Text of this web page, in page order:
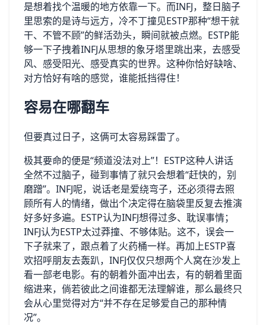
是想着找个温暖的地方依靠一下。而INFJ，整日脑子
里思索的是诗与远方，冷不丁撞见ESTP那种“想干就
干、不管不顾”的鲜活劲头，瞬间就被点燃。ESTP能
够一下子拽着INFJ从思想的象牙塔里跳出来，去感受
风、感受阳光、感受真实的世界。这种你恰好缺啥、
对方恰好有啥的感觉，谁能抵挡得住！
容易在哪翻车
但要真过日子，这俩可太容易踩雷了。
极其要命的便是“频道没法对上”！ESTP这种人讲话
全然不过脑子，碰到事情了就只会想着“赶快的，别
磨蹭”。INFJ呢，说话老是爱绕弯子，还必须得去照
顾所有人的情绪，做出个决定得在脑袋里反复去推演
好多好多遍。ESTP认为INFJ想得过多、耽误事情；
INFJ认为ESTP太过莽撞、不够体贴。这不，误会一
下子就来了，跟点着了火药桶一样。再加上ESTP喜
欢招呼朋友去轰趴，INFJ仅仅只想两个人窝在沙发上
看一部老电影。有的朝着外面冲出去，有的朝着里面
缩进来，倘若彼此之间谁都无法理解谁，那么最终只
会从心里觉得对方“并不存在足够爱自己的那种情
况”。